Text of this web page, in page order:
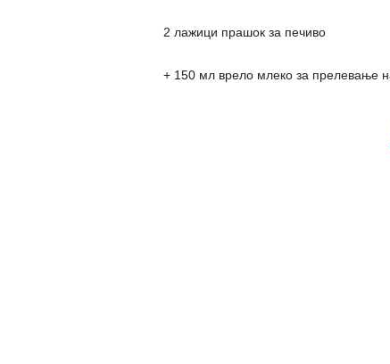
2 лажици прашок за печиво
+ 150 мл врело млеко за прелевање